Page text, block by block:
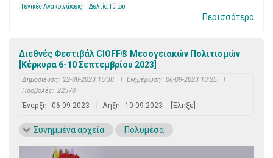
Γενικές Ανακοινώσεις Δελτία Τύπου
Περισσότερα
Διεθνές Φεστιβάλ CIOFF® Μεσογειακών Πολιτισμών
[Κέρκυρα 6-10 Σεπτεμβρίου 2023]
Δημοσίευση: 22-08-2023 15:38 | Ενημέρωση: 06-09-2023 10:26
|
Προβολές: 22570
Έναρξη: 06-09-2023 | Λήξη: 10-09-2023 [Έληξε]
Συνημμένα αρχεία Πολυμέσα